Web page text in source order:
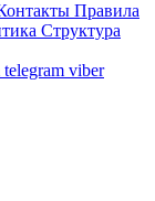
Правила
Структура
telegram viber